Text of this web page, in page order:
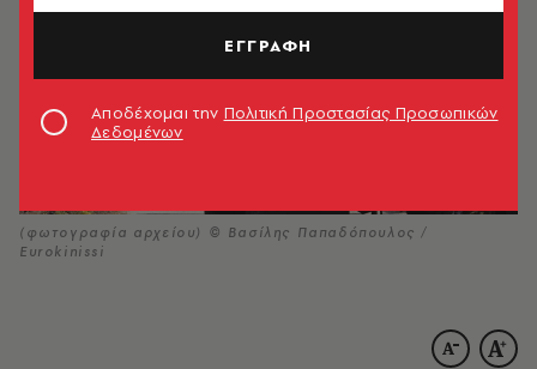
(φωτογραφία αρχείου) © Βασίλης Παπαδόπουλος /
Eurokinissi
ΕΓΓΡΑΦΗ
Αποδέχομαι την Πολιτική Προστασίας Προσωπικών
Δεδομένων